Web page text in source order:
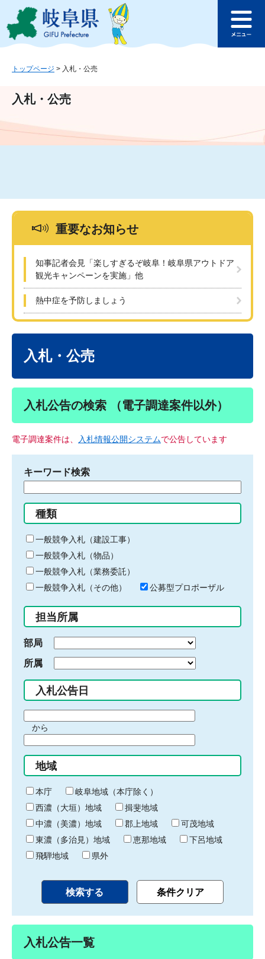
ジ
ュ
文
このページの本文へ
ュ
トップページ > 入札・公売
入札・公売
重要なお知らせ
知事記者会見「楽しすぎるぞ岐阜！岐阜県アウトドア
観光キャンペーンを実施」他
熱中症を予防しましょう
入札・公売
入札公告の検索 （電子調達案件以外）
電子調達案件は、 入札情報公開システムで公告しています
キーワード検索
る
キ
ー
ワ
ー
ド
入
力
種類
一般競争入札（建設工事）
一般競争入札（物品）
一般競争入札（業務委託）
一般競争入札（その他）
公募型プロポーザル
担当所属
部局
所属
入札公告日
間
始
り
から
間
終
わ
り
地域
本庁
岐阜地域（本庁除く）
西濃（大垣）地域
揖斐地域
中濃（美濃）地域
郡上地域
可茂地域
東濃（多治見）地域
恵那地域
下呂地域
飛騨地域
県外
入札公告一覧